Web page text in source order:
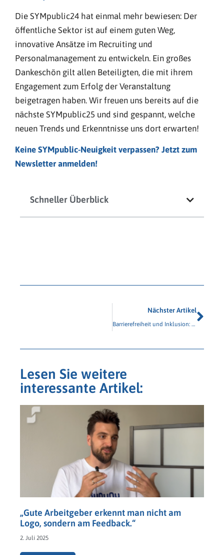
Die SYMpublic24 hat einmal mehr bewiesen: Der
öffentliche Sektor ist auf einem guten Weg,
innovative Ansätze im Recruiting und
Personalmanagement zu entwickeln. Ein großes
Dankeschön gilt allen Beteiligten, die mit ihrem
Engagement zum Erfolg der Veranstaltung
beigetragen haben. Wir freuen uns bereits auf die
nächste SYMpublic25 und sind gespannt, welche
neuen Trends und Erkenntnisse uns dort erwarten!
Keine SYMpublic-Neuigkeit verpassen? Jetzt zum
Newsletter anmelden!
Schneller Überblick
Nächster Artikel
Barrierefreiheit und Inklusion: Neue Studie von Prof. Dr. Beck auf der SYMpublic 2025
Lesen Sie weitere
interessante Artikel:
„Gute Arbeitgeber erkennt man nicht am
Logo, sondern am Feedback.“
2. Juli 2025